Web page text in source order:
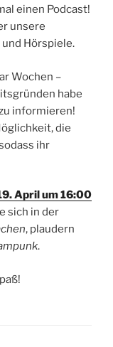
einen Podcast!
unsere
Hörspiele.
Wochen –
habe
informieren!
die
ihr
April um 16:00
sich in der
, plaudern
.